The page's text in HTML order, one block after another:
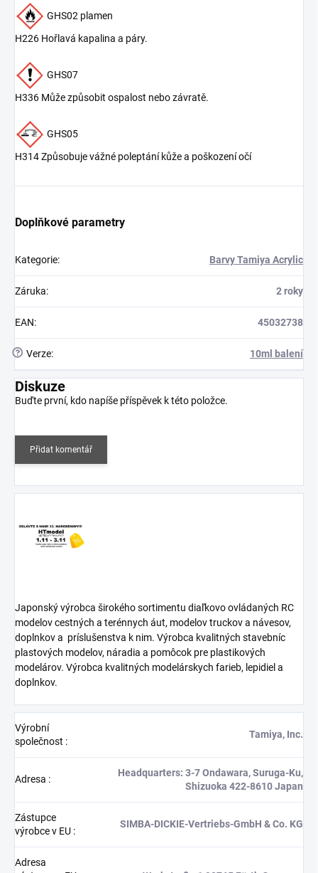
GHS02 plamen
H226 Hořlavá kapalina a páry.
GHS07
H336 Může způsobit ospalost nebo závratě.
GHS05
H314 Způsobuje vážné poleptání kůže a poškození očí
Doplňkové parametry
Kategorie: Barvy Tamiya Acrylic
Záruka: 2 roky
EAN: 45032738
? Verze: 10ml balení
Diskuze
Buďte první, kdo napíše příspěvek k této položce.
Přidat komentář
Japonský výrobca širokého sortimentu diaľkovo ovládaných RC
modelov cestných a terénnych áut, modelov truckov a návesov,
doplnkov a príslušenstva k nim. Výrobca kvalitných stavebníc
plastových modelov, náradia a pomôcok pre plastikových
modelárov. Výrobca kvalitných modelárskych farieb, lepidiel a
doplnkov.
Výrobní
společnost :
Tamiya, Inc.
Adresa :
Headquarters: 3-7 Ondawara, Suruga-Ku,
Shizuoka 422-8610 Japan
Zástupce
výrobce v EU :
SIMBA-DICKIE-Vertriebs-GmbH & Co. KG
Adresa